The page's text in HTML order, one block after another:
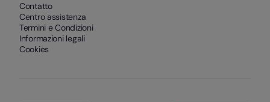
Contatto
Centro assistenza
Termini e Condizioni
Informazioni legali
Cookies